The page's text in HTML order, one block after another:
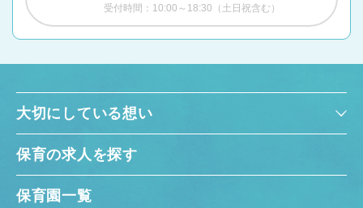
受付時間：10:00～18:30（土日祝含む）
大切にしている想い
保育の求人を探す
保育園一覧